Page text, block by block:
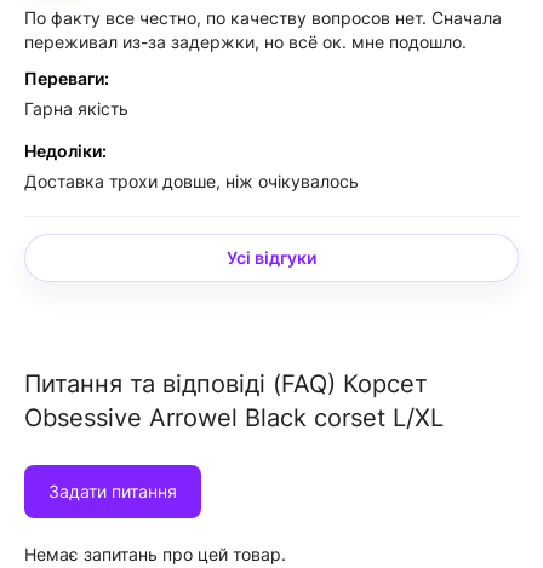
По факту все честно, по качеству вопросов нет. Сначала
переживал из-за задержки, но всё ок. мне подошло.
Переваги:
Гарна якість
Недоліки:
Доставка трохи довше, ніж очікувалось
Усі відгуки
Питання та відповіді (FAQ) Корсет
Obsessive Arrowel Black corset L/XL
Задати питання
Немає запитань про цей товар.